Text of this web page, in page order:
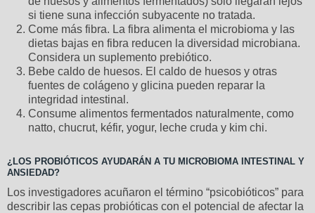
si tiene suna infección subyacente no tratada.
Come más fibra. La fibra alimenta el microbioma y las
dietas bajas en fibra reducen la diversidad microbiana.
Considera un suplemento prebiótico.
Bebe caldo de huesos. El caldo de huesos y otras
fuentes de colágeno y glicina pueden reparar la
integridad intestinal.
Consume alimentos fermentados naturalmente, como
natto, chucrut, kéfir, yogur, leche cruda y kim chi.
¿LOS PROBIÓTICOS AYUDARÁN A TU MICROBIOMA INTESTINAL Y
ANSIEDAD?
Los investigadores acuñaron el término “psicobióticos” para
describir las cepas probióticas con el potencial de afectar la